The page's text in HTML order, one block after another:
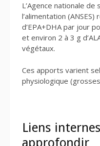
L’Agence nationale
l’alimentation
d’EPA+DHA par jour
et environ 2 à 3 g
végétaux.
Ces apports varient
physiologique
Liens
approfondir